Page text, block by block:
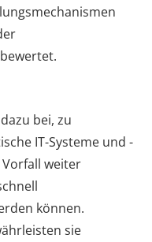
bei, zu
IT-Systeme und -
weiter
können.
sie